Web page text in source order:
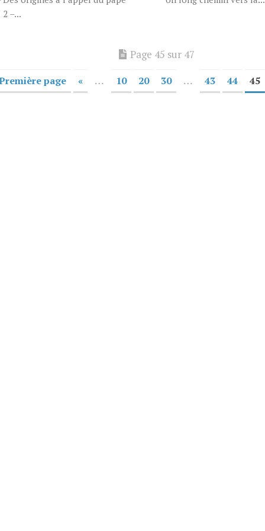
–...
Page 45 sur 47
page « … 10 20 30 … 43 44 45